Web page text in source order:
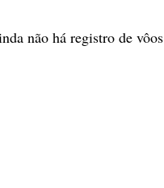
não há registro de